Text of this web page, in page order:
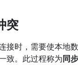
突
接时，需要使本地
致。此过程称为 同步